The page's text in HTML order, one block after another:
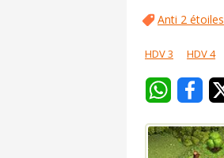
Anti 2 étoiles
HDV 3 HDV 4